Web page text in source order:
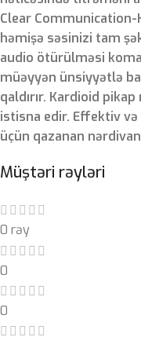
Clear
həmişə səsinizi tam
audio ötürülməsi
müəyyən ünsiyyətlə
qaldırır. Kardioid
istisna edir. Effektiv və
üçün qazanan
Müştəri rəyləri
0 rəy
0
0